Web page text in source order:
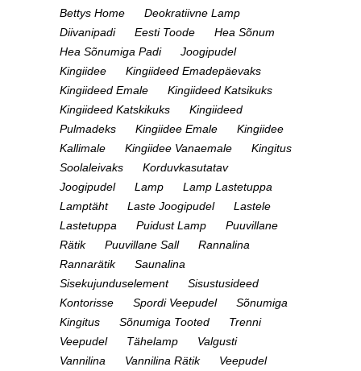
Bettys Home
Deokratiivne Lamp
Diivanipadi
Eesti Toode
Hea Sõnum
Hea Sõnumiga Padi
Joogipudel
Kingiidee
Kingiideed Emadepäevaks
Kingiideed Emale
Kingiideed Katsikuks
Kingiideed Katskikuks
Kingiideed
Pulmadeks
Kingiidee Emale
Kingiidee
Kallimale
Kingiidee Vanaemale
Kingitus
Soolaleivaks
Korduvkasutatav
Joogipudel
Lamp
Lamp Lastetuppa
Lamptäht
Laste Joogipudel
Lastele
Lastetuppa
Puidust Lamp
Puuvillane
Rätik
Puuvillane Sall
Rannalina
Rannarätik
Saunalina
Sisekujunduselement
Sisustusideed
Kontorisse
Spordi Veepudel
Sõnumiga
Kingitus
Sõnumiga Tooted
Trenni
Veepudel
Tähelamp
Valgusti
Vannilina
Vannilina Rätik
Veepudel